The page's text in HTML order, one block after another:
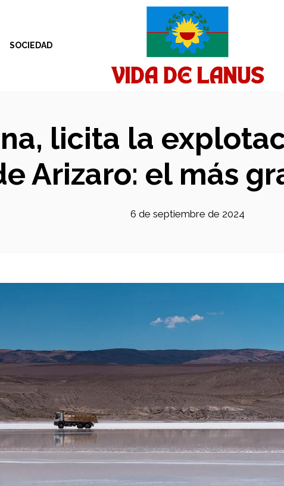
SOCIEDAD
licita la
Arizaro: el más
6 de septiembre de 2024